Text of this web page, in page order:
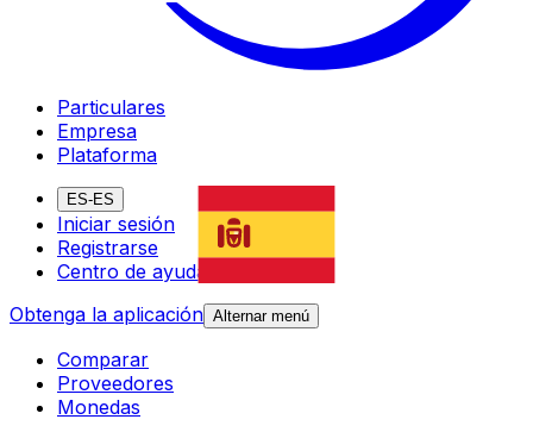
Particulares
Empresa
Plataforma
ES-ES
Iniciar sesión
Registrarse
Centro de ayuda
Obtenga la aplicación Alternar menú
Comparar
Proveedores
Monedas